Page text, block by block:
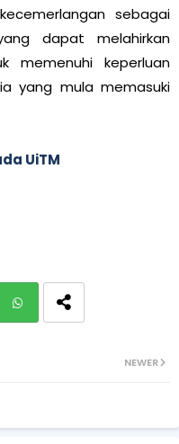
sebagai
dapat melahirkan
memenuhi keperluan
yang mula memasuki
UiTM
ap
NEWER